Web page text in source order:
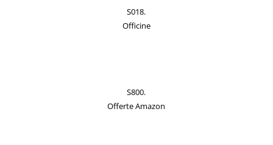
S018.
Officine
S800.
Offerte Amazon